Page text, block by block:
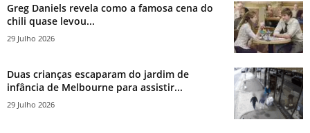
Greg Daniels revela como a famosa cena do
chili quase levou...
29 Julho 2026
Duas crianças escaparam do jardim de
infância de Melbourne para assistir...
29 Julho 2026